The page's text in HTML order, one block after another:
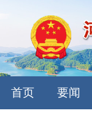
首页 要闻